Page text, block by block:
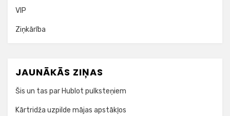
VIP
Ziņkārība
JAUNĀKĀS ZIŅAS
Šis un tas par Hublot pulksteņiem
Kārtridža uzpilde mājas apstākļos